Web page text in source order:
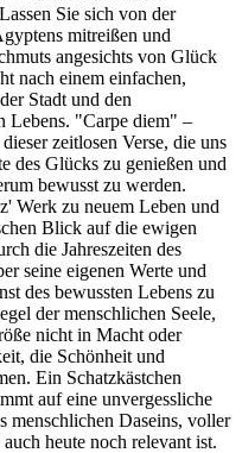
Sie sich von der
mitreißen und
angesichts von Glück
nach einem einfachen,
Stadt und den
Lebens. "Carpe diem" –
zeitlosen Verse, die uns
des Glücks zu genießen und
bewusst zu werden.
Werk zu neuem Leben und
Blick auf die ewigen
die Jahreszeiten des
seine eigenen Werte und
des bewussten Lebens zu
der menschlichen Seele,
nicht in Macht oder
die Schönheit und
Ein Schatzkästchen
auf eine unvergessliche
menschlichen Daseins, voller
heute noch relevant ist.